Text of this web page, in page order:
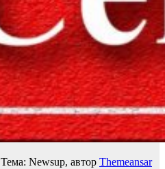
Тема: Newsup, автор Themeansar